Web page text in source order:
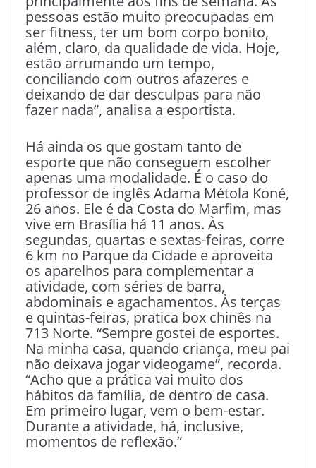
pessoas estão muito preocupadas em
ser fitness, ter um bom corpo bonito,
além, claro, da qualidade de vida. Hoje,
estão arrumando um tempo,
conciliando com outros afazeres e
deixando de dar desculpas para não
fazer nada”, analisa a esportista.
Há ainda os que gostam tanto de
esporte que não conseguem escolher
apenas uma modalidade. É o caso do
professor de inglês Adama Métola Koné,
26 anos. Ele é da Costa do Marfim, mas
vive em Brasília há 11 anos. Às
segundas, quartas e sextas-feiras, corre
6 km no Parque da Cidade e aproveita
os aparelhos para complementar a
atividade, com séries de barra,
abdominais e agachamentos. Às terças
e quintas-feiras, pratica box chinês na
713 Norte. “Sempre gostei de esportes.
Na minha casa, quando criança, meu pai
não deixava jogar videogame”, recorda.
“Acho que a prática vai muito dos
hábitos da família, de dentro de casa.
Em primeiro lugar, vem o bem-estar.
Durante a atividade, há, inclusive,
momentos de reflexão.”